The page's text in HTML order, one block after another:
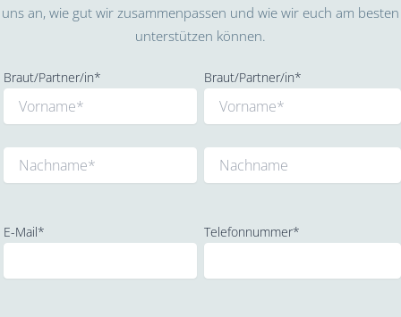
uns an, wie gut wir zusammenpassen und wie wir euch am besten
unterstützen können.
Braut/Partner/in* Braut/Partner/in*
E-Mail* Telefonnummer*